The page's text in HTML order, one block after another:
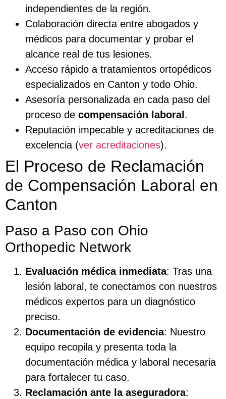
independientes de la región.
Colaboración directa entre abogados y
médicos para documentar y probar el
alcance real de tus lesiones.
Acceso rápido a tratamientos ortopédicos
especializados en Canton y todo Ohio.
Asesoría personalizada en cada paso del
proceso de compensación laboral .
Reputación impecable y acreditaciones de
excelencia (ver acreditaciones).
El Proceso de Reclamación
de Compensación Laboral en
Canton
Paso a Paso con Ohio
Orthopedic Network
Evaluación médica inmediata: Tras una
lesión laboral, te conectamos con nuestros
médicos expertos para un diagnóstico
preciso.
Documentación de evidencia: Nuestro
equipo recopila y presenta toda la
documentación médica y laboral necesaria
para fortalecer tu caso.
Reclamación ante la aseguradora: